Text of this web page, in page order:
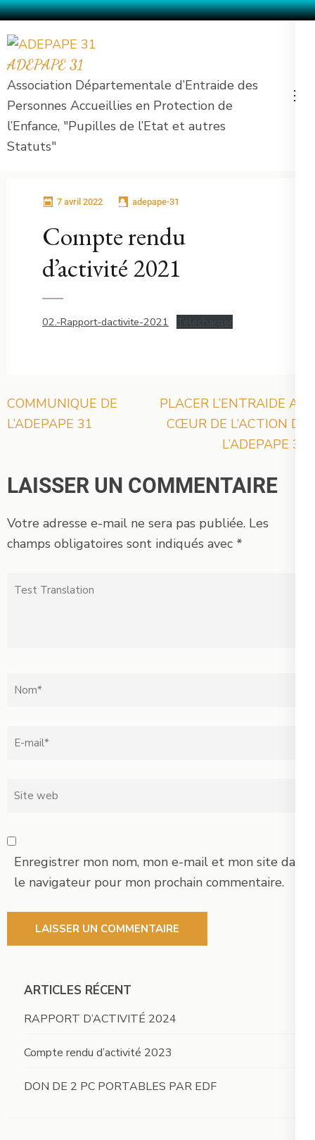
au
contenu
(Pressez
Entrée)
ADEPAPE 31
Association Départementale d’Entraide des
Personnes Accueillies en Protection de
l’Enfance, "Pupilles de l’Etat et autres
Statuts"
7 avril 2022 adepape-31
Compte rendu
d’activité 2021
02.-Rapport-dactivite-2021
Navigation
de
COMMUNIQUE DE
L’ADEPAPE 31
PLACER L’ENTRAIDE AU
CŒUR DE L’ACTION DE
L’ADEPAPE 31
LAISSER UN COMMENTAIRE
Votre adresse e-mail ne sera pas publiée. Les
champs obligatoires sont indiqués avec *
Test
Nom *
Email *
Site
Enregistrer mon nom, mon e-mail et mon site dans
le navigateur pour mon prochain commentaire.
ARTICLES RÉCENT
RAPPORT D’ACTIVITÉ 2024
Compte rendu d’activité 2023
DON DE 2 PC PORTABLES PAR EDF